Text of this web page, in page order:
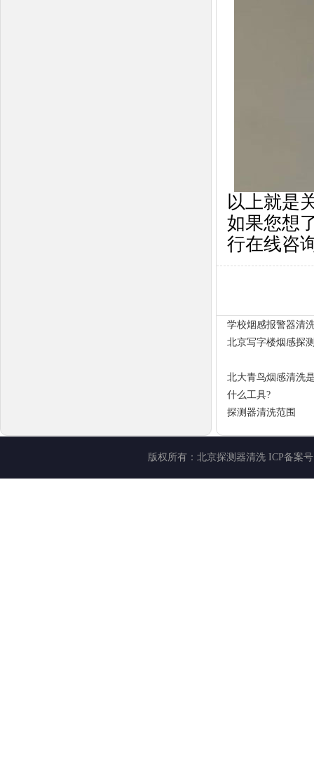
以上就是
如果您想
行在线咨
学校烟感报警器清
北京写字楼烟感探
北大青鸟烟感清洗
什么工具?
探测器清洗范围
版权所有： 北京探测器清洗ICP备案